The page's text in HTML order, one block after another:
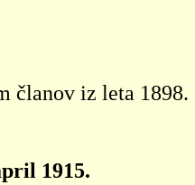
članov iz leta 1898.
1915.